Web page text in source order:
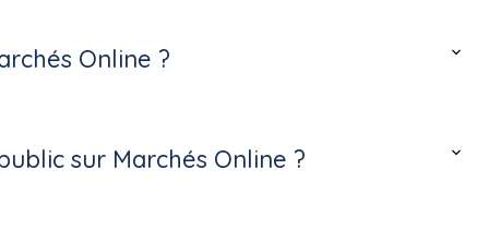
Online ?
sur Marchés Online ?